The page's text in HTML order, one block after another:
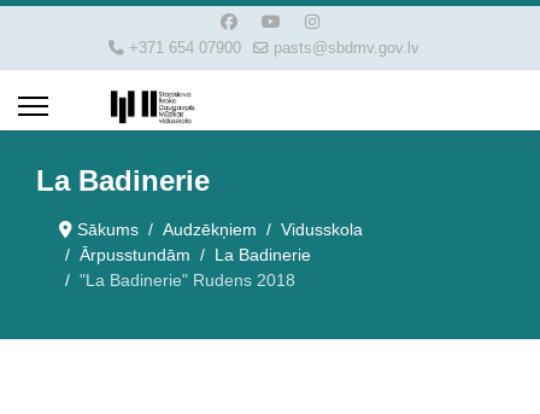
+371 654 07900 pasts@sbdmv.gov.lv
La Badinerie
Sākums Audzēkņiem
Vidusskola
Ārpusstundām
La Badinerie
"La Badinerie" Rudens 2018